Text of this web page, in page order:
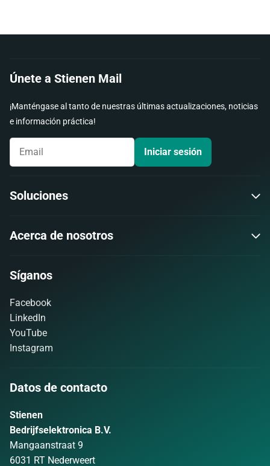
Únete a Stienen Mail
¡Manténgase al tanto de nuestras últimas actualizaciones, noticias
e información práctica!
Iniciar sesión
Soluciones
Acerca de nosotros
Síganos
Facebook
LinkedIn
YouTube
Instagram
Datos de contacto
Stienen
Bedrijfselektronica B.V.
Mangaanstraat 9
6031 RT Nederweert